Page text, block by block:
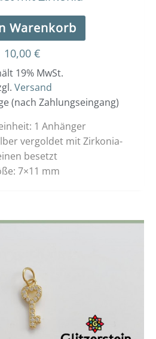
Warenkorb
10,00 €
19% MwSt.
Versand
(nach Zahlungseingang)
1 Anhänger
vergoldet mit Zirkonia-
besetzt
7×11 mm